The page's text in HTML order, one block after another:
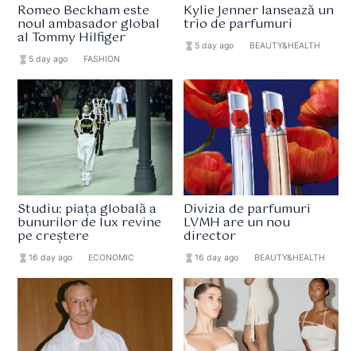
Romeo Beckham este
noul ambasador global
al Tommy Hilfiger
hourglass_full 5 day ago FASHION
Kylie Jenner lansează un
trio de parfumuri
hourglass_full 5 day ago BEAUTY&HEALTH
Studiu: piața globală a
bunurilor de lux revine
pe creștere
hourglass_full16 day ago ECONOMIC
Divizia de parfumuri
LVMH are un nou
director
hourglass_full 16 day ago BEAUTY&HEALTH